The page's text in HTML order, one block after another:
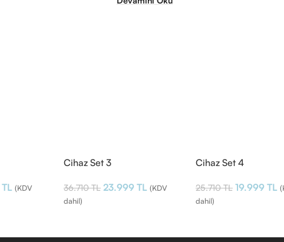
TL (KDV
Cihaz Set 3
36.710TL 23.999 TL (KDV
dahil)
Cihaz Set 4
25.710TL 19.999 TL
dahil)